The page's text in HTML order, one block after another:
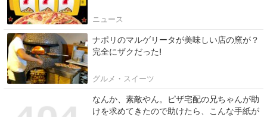
ニュース
ナポリのマルゲリータが美味しい店の窯が？
完全にザクだった!
グルメ・スイーツ
なんか、素敵やん。ピザ宅配の兄ちゃんが助
けを求めてきたので助けたら、こんな手紙が